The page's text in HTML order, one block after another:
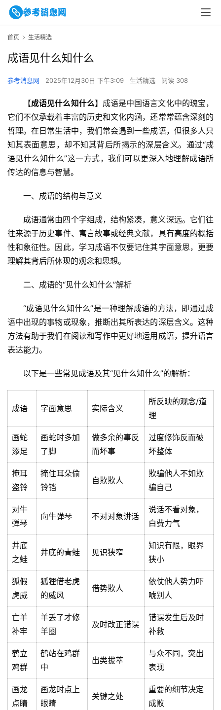
首页 生活精选
成语见什么知什么
参考消息网 2025年12月30日 下午3:09 生活精选 阅读 308
【成语见什么知什么】成语是中国语言文化中的瑰宝，
它们不仅承载着丰富的历史和文化内涵，还常常蕴含深刻的
哲理。在日常生活中，我们常会遇到一些成语，但很多人只
知其表面意思，却不知其背后所揭示的深层含义。通过“成
语见什么知什么”这一方式，我们可以更深入地理解成语所
传达的信息与智慧。
一、成语的结构与意义
成语通常由四个字组成，结构紧凑，意义深远。它们往
往来源于历史事件、寓言故事或经典文献，具有高度的概括
性和象征性。因此，学习成语不仅要记住其字面意思，更要
理解其背后所体现的观念和思想。
二、成语的“见什么知什么”解析
“成语见什么知什么”是一种理解成语的方法，即通过成
语中出现的事物或现象，推断出其所表达的深层含义。这种
方法有助于我们在阅读和写作中更好地运用成语，提升语言
表达能力。
以下是一些常见成语及其“见什么知什么”的解析：
成语 字面意思 实际含义
所反映的观念/道
理
画蛇
添足
画蛇时多加
了脚
做多余的事反
而坏事
过度修饰反而破
坏整体
掩耳
盗铃
掩住耳朵偷
铃铛
自欺欺人
欺骗他人不如欺
骗自己
对牛
弹琴
向牛弹琴 不对对象讲话
说话不看对象，
白费力气
井底
之蛙
井底的青蛙 见识狭窄
知识有限，眼界
狭小
狐假
虎威
狐狸借老虎
的威风
借势欺人
依仗他人势力吓
唬别人
亡羊
补牢
羊丢了才修
羊圈
及时改正错误
错误发生后及时
补救
鹤立
鸡群
鹤站在鸡群
中
出类拔萃
与众不同，突出
表现
画龙
点睛
画龙时点上
眼睛
关键之处
重要的细节决定
成败